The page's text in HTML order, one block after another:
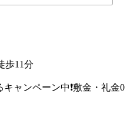
歩11分
ャンペーン中❗️敷金・礼金0